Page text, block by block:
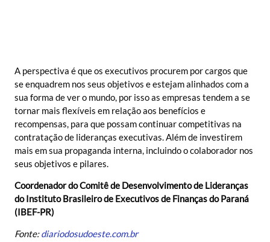
A perspectiva é que os executivos procurem por cargos que
se enquadrem nos seus objetivos e estejam alinhados com a
sua forma de ver o mundo, por isso as empresas tendem a se
tornar mais flexíveis em relação aos benefícios e
recompensas, para que possam continuar competitivas na
contratação de lideranças executivas. Além de investirem
mais em sua propaganda interna, incluindo o colaborador nos
seus objetivos e pilares.
Coordenador do Comitê de Desenvolvimento de Lideranças
do Instituto Brasileiro de Executivos de Finanças do Paraná
(IBEF-PR)
Fonte:diariodosudoeste.com.br